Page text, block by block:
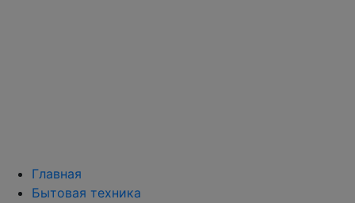
Главная
Бытовая техника